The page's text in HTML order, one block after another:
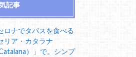
記事
ロナでタパスを食べる
リア・カタラナ
）」で。シンプ